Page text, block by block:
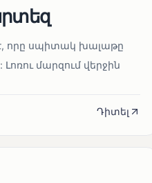
է, որը սպիտակ խալաթը
մարզում վերջին
Դիտել